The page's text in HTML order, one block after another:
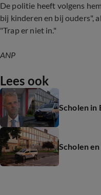
De politie heeft volgens
bij kinderen en bij ouders",
"Trap er niet in."
ANP
Lees ook
Scholen in
Scholen